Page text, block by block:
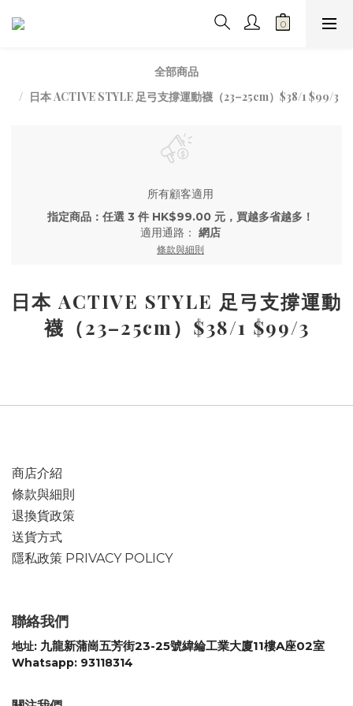
全部商品
日本 ACTIVE STYLE 足弓支撐運動襪（23–25cm）$38/1 $99/3
所有顧客適用
指定商品：任選 3 件 HK$99.00 元，買越多省越多！
適用通路： 網店
條款與細則
日本 ACTIVE STYLE 足弓支撐運動
襪（23–25cm）$38/1 $99/3
商店介紹
條款與細則
退換貨政策
送貨方式
隱私政策 PRIVACY POLICY
聯絡我們
地址: 九龍新蒲崗五芳街23-25號緯綸工業大廈11樓A座02室
Whatsapp: 93118314